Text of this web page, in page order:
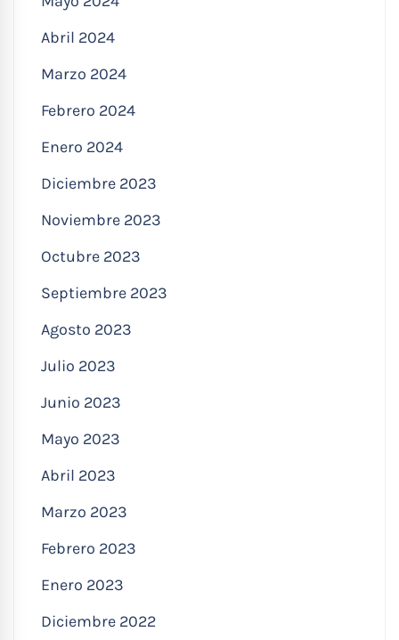
Abril 2024
Marzo 2024
Febrero 2024
Enero 2024
Diciembre 2023
Noviembre 2023
Octubre 2023
Septiembre 2023
Agosto 2023
Julio 2023
Junio 2023
Mayo 2023
Abril 2023
Marzo 2023
Febrero 2023
Enero 2023
Diciembre 2022